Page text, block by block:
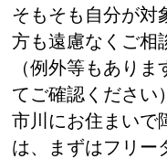
そもそも自分が対
方も遠慮なくご相
（例外等もあり
てご確認ください
市川にお住まいで
は、まずはフリー